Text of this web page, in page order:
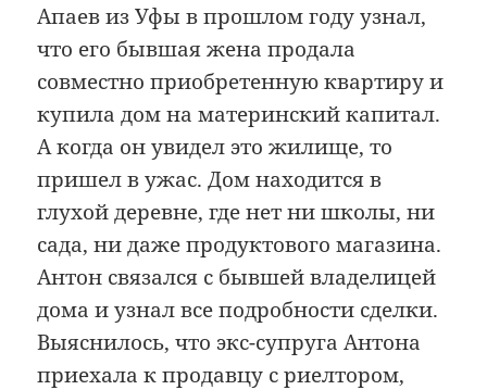
Апаев из Уфы в прошлом году узнал,
что его бывшая жена продала
совместно приобретенную квартиру и
купила дом на материнский капитал.
А когда он увидел это жилище, то
пришел в ужас. Дом находится в
глухой деревне, где нет ни школы, ни
сада, ни даже продуктового магазина.
Антон связался с бывшей владелицей
дома и узнал все подробности сделки.
Выяснилось, что экс-супруга Антона
приехала к продавцу с риелтором,